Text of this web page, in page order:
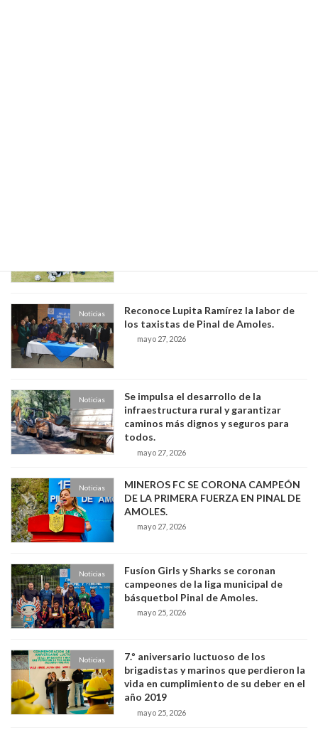
Noticias
Reconoce Lupita Ramírez la labor de
los taxistas de Pinal de Amoles.
mayo 27, 2026
Noticias
Se impulsa el desarrollo de la
infraestructura rural y garantizar
caminos más dignos y seguros para
todos.
mayo 27, 2026
Noticias
MINEROS FC SE CORONA CAMPEÓN
DE LA PRIMERA FUERZA EN PINAL DE
AMOLES.
mayo 27, 2026
Noticias
Fusíon Girls y Sharks se coronan
campeones de la liga municipal de
básquetbol Pinal de Amoles.
mayo 25, 2026
Noticias
7.º aniversario luctuoso de los
brigadistas y marinos que perdieron la
vida en cumplimiento de su deber en el
año 2019
mayo 25, 2026